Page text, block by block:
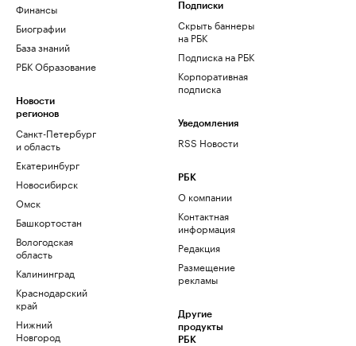
Финансы
Биографии
База знаний
РБК Образование
Новости
регионов
Санкт-Петербург
и область
Екатеринбург
Новосибирск
Омск
Башкортостан
Вологодская
область
Калининград
Краснодарский
край
Нижний
Новгород
Подписки
Скрыть баннеры
на РБК
Подписка на РБК
Корпоративная
подписка
Уведомления
RSS Новости
РБК
О компании
Контактная
информация
Редакция
Размещение
рекламы
Другие
продукты
РБК